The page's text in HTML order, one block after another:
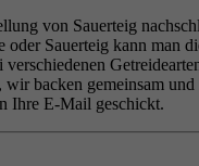
von Sauerteig
Sauerteig kann man
backen gemeinsam
Ihre E-Mail geschickt.